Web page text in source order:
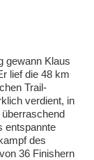
gewann Klaus
lief die 48 km
Trail-
verdient, in
entspannte
des
36 Finishern